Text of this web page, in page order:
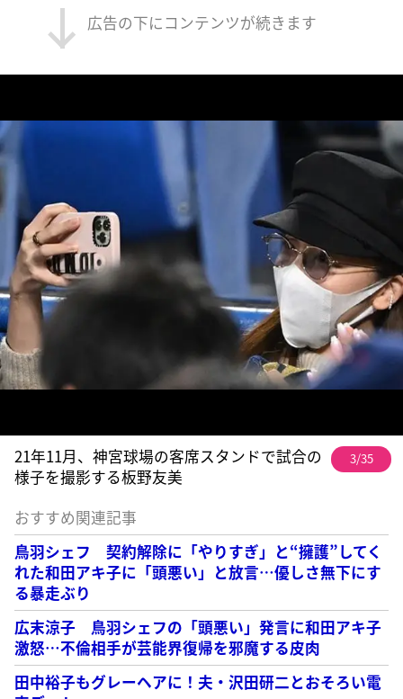
広告の下にコンテンツが続きます
21年11月、神宮球場の客席スタンドで試合の
様子を撮影する板野友美
3/35
おすすめ関連記事
鳥羽シェフ 契約解除に「やりすぎ」と“擁護”してく
れた和田アキ子に「頭悪い」と放言…優しさ無下にす
る暴走ぶり
広末涼子 鳥羽シェフの「頭悪い」発言に和田アキ子
激怒…不倫相手が芸能界復帰を邪魔する皮肉
田中裕子もグレーヘアに！夫・沢田研二とおそろい電